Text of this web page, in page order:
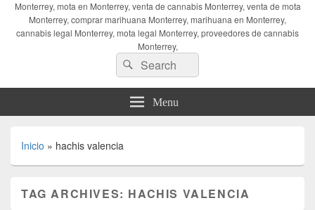
Monterrey, mota en Monterrey, venta de cannabis Monterrey, venta de mota
Monterrey, comprar marihuana Monterrey, marihuana en Monterrey,
cannabis legal Monterrey, mota legal Monterrey, proveedores de cannabis
Monterrey,
Search
for:
Search
Menu
Inicio » hachis valencia
TAG ARCHIVES: HACHIS VALENCIA